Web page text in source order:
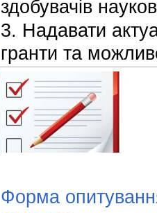
здобувачів
3. Надавати
гранти та
Форма